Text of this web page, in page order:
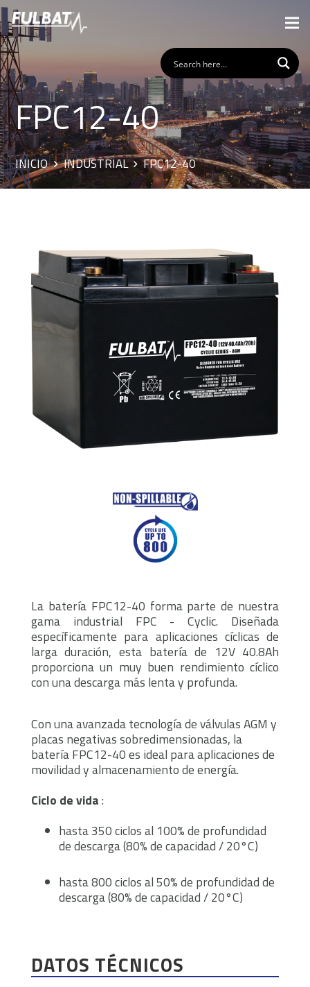
FPC12-40
INICIO INDUSTRIAL FPC12-40
La batería FPC12-40 forma parte de nuestra
gama industrial FPC - Cyclic. Diseñada
específicamente para aplicaciones cíclicas de
larga duración, esta batería de 12V 40.8Ah
proporciona un muy buen rendimiento cíclico
con una descarga más lenta y profunda.
Con una avanzada tecnología de válvulas AGM y
placas negativas sobredimensionadas, la
batería FPC12-40 es ideal para aplicaciones de
movilidad y almacenamiento de energía.
Ciclo de vida:
hasta 350 ciclos al 100% de profundidad
de descarga (80% de capacidad / 20°C)
hasta 800 ciclos al 50% de profundidad de
descarga (80% de capacidad / 20°C)
DATOS TÉCNICOS